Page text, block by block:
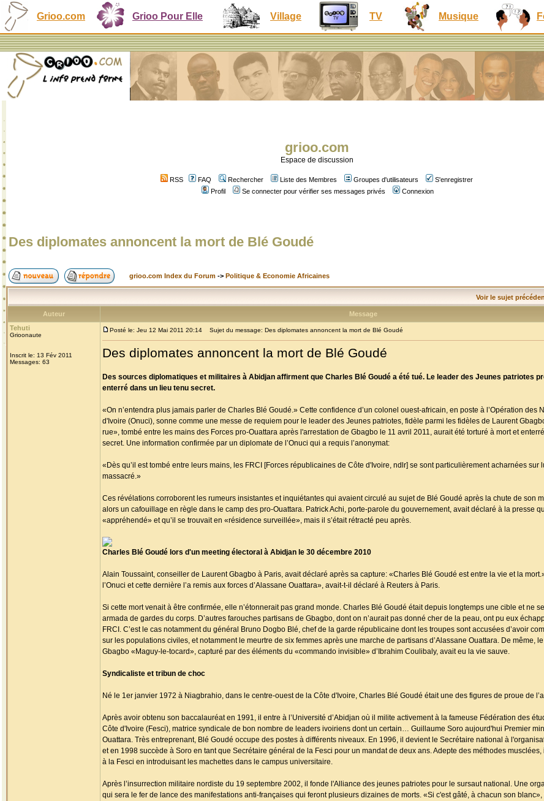
Grioo.com Grioo Pour Elle Village TV Musique
grioo.com
Espace de discussion
RSS FAQ Rechercher Liste des Membres Groupes d'utilisateurs
S'enregistrer
Profil
Se connecter pour vérifier ses messages privés Connexion
Des diplomates annoncent la mort de Blé Goudé
grioo.com Index du Forum -> Politique & Economie Africaines
Voir le sujet
Auteur
Message
Tehuti
Grioonaute
Inscrit le: 13 Fév 2011
Messages: 63
Posté le: Jeu 12 Mai 2011 20:14 Sujet du message: Des diplomates annoncent la mort de Blé Goudé
Des diplomates annoncent la mort de Blé Goudé
Des sources diplomatiques et militaires à Abidjan affirment que Charles Blé Goudé a été tué. Le leader des Jeunes patriotes
enterré dans un lieu tenu secret.
«On n’entendra plus jamais parler de Charles Blé Goudé.» Cette confidence d’un colonel ouest-africain, en poste à l’Opération des
d'Ivoire (Onuci), sonne comme une messe de requiem pour le leader des Jeunes patriotes, fidèle parmi les fidèles de Laurent
rue», tombé entre les mains des Forces pro-Ouattara après l'arrestation de Gbagbo le 11 avril 2011, aurait été torturé à mort et
secret. Une information confirmée par un diplomate de l’Onuci qui a requis l’anonymat:
«Dès qu’il est tombé entre leurs mains, les FRCI [Forces républicaines de Côte d'Ivoire, ndlr] se sont particulièrement acharnées sur
massacré.»
Ces révélations corroborent les rumeurs insistantes et inquiétantes qui avaient circulé au sujet de Blé Goudé après la chute de son
alors un cafouillage en règle dans le camp des pro-Ouattara. Patrick Achi, porte-parole du gouvernement, avait déclaré à la presse
«appréhendé» et qu’il se trouvait en «résidence surveillée», mais il s’était rétracté peu après.
Charles Blé Goudé lors d'un meeting électoral à Abidjan le 30 décembre 2010
Alain Toussaint, conseiller de Laurent Gbagbo à Paris, avait déclaré après sa capture: «Charles Blé Goudé est entre la vie et la
l’Onuci et cette dernière l’a remis aux forces d’Alassane Ouattara», avait-t-il déclaré à Reuters à Paris.
Si cette mort venait à être confirmée, elle n’étonnerait pas grand monde. Charles Blé Goudé était depuis longtemps une cible et ne
armada de gardes du corps. D’autres farouches partisans de Gbagbo, dont on n’aurait pas donné cher de la peau, ont pu eux
FRCI. C’est le cas notamment du général Bruno Dogbo Blé, chef de la garde républicaine dont les troupes sont accusées d’avoir
sur les populations civiles, et notamment le meurtre de six femmes après une marche de partisans d’Alassane Ouattara. De même,
Gbagbo «Maguy-le-tocard», capturé par des éléments du «commando invisible» d’Ibrahim Coulibaly, avait eu la vie sauve.
Syndicaliste et tribun de choc
Né le 1er janvier 1972 à Niagbrahio, dans le centre-ouest de la Côte d'Ivoire, Charles Blé Goudé était une des figures de proue de
Après avoir obtenu son baccalauréat en 1991, il entre à l’Université d’Abidjan où il milite activement à la fameuse Fédération des
Côte d'Ivoire (Fesci), matrice syndicale de bon nombre de leaders ivoiriens dont un certain… Guillaume Soro aujourd'hui Premier
Ouattara. Très entreprenant, Blé Goudé occupe des postes à différents niveaux. En 1996, il devient le Secrétaire national à
et en 1998 succède à Soro en tant que Secrétaire général de la Fesci pour un mandat de deux ans. Adepte des méthodes
à la Fesci en introduisant les machettes dans le campus universitaire.
Après l’insurrection militaire nordiste du 19 septembre 2002, il fonde l'Alliance des jeunes patriotes pour le sursaut national. Une
qui sera le fer de lance des manifestations anti-françaises qui feront plusieurs dizaines de morts. «Si c'est gâté, à chacun son